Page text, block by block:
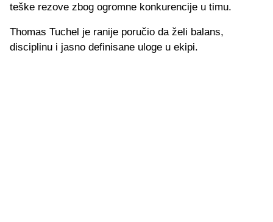
teške rezove zbog ogromne konkurencije u timu.
Thomas Tuchel je ranije poručio da želi balans,
disciplinu i jasno definisane uloge u ekipi.